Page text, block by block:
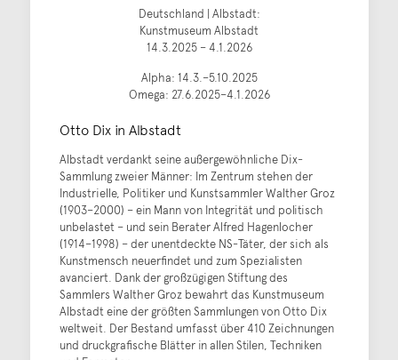
Deutschland | Albstadt:
Kunstmuseum Albstadt
14.3.2025 – 4.1.2026
Alpha: 14.3.–5.10.2025
Omega: 27.6.2025–4.1.2026
Otto Dix in Albstadt
Albstadt verdankt seine außergewöhnliche Dix-
Sammlung zweier Männer: Im Zentrum stehen der
Industrielle, Politiker und Kunstsammler Walther Groz
(1903–2000) – ein Mann von Integrität und politisch
unbelastet – und sein Berater Alfred Hagenlocher
(1914–1998) – der unentdeckte NS-Täter, der sich als
Kunstmensch neuerfindet und zum Spezialisten
avanciert. Dank der großzügigen Stiftung des
Sammlers Walther Groz bewahrt das Kunstmuseum
Albstadt eine der größten Sammlungen von Otto Dix
weltweit. Der Bestand umfasst über 410 Zeichnungen
und druckgrafische Blätter in allen Stilen, Techniken